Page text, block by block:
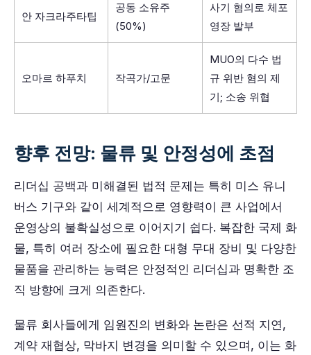
안 자크라주타팁
공동 소유주
(50%)
사기 혐의로 체포
영장 발부
오마르 하푸치 작곡가/고문
MUO의 다수 법
규 위반 혐의 제
기; 소송 위협
향후 전망: 물류 및 안정성에 초점
리더십 공백과 미해결된 법적 문제는 특히 미스 유니
버스 기구와 같이 세계적으로 영향력이 큰 사업에서
운영상의 불확실성으로 이어지기 쉽다. 복잡한 국제 화
물, 특히 여러 장소에 필요한 대형 무대 장비 및 다양한
물품을 관리하는 능력은 안정적인 리더십과 명확한 조
직 방향에 크게 의존한다.
물류 회사들에게 임원진의 변화와 논란은 선적 지연,
계약 재협상, 막바지 변경을 의미할 수 있으며, 이는 화